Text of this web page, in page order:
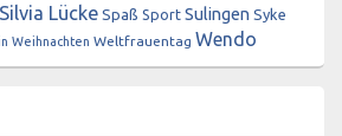
Silvia Lücke Spaß Sport Sulingen Syke
Weihnachten Weltfrauentag Wendo